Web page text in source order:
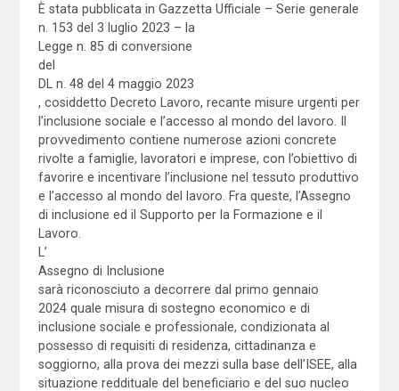
È stata pubblicata in Gazzetta Ufficiale – Serie generale
n. 153 del 3 luglio 2023 – la
Legge n. 85 di conversione
del
DL n. 48 del 4 maggio 2023
, cosiddetto Decreto Lavoro, recante misure urgenti per
l’inclusione sociale e l’accesso al mondo del lavoro. Il
provvedimento contiene numerose azioni concrete
rivolte a famiglie, lavoratori e imprese, con l’obiettivo di
favorire e incentivare l’inclusione nel tessuto produttivo
e l’accesso al mondo del lavoro. Fra queste, l’Assegno
di inclusione ed il Supporto per la Formazione e il
Lavoro.
L’
Assegno di Inclusione
sarà riconosciuto a decorrere dal primo gennaio
2024 quale misura di sostegno economico e di
inclusione sociale e professionale, condizionata al
possesso di requisiti di residenza, cittadinanza e
soggiorno, alla prova dei mezzi sulla base dell’ISEE, alla
situazione reddituale del beneficiario e del suo nucleo